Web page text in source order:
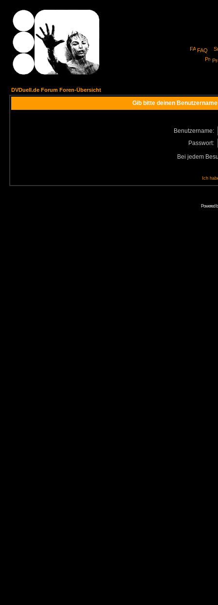
FAQ
DVDuell.de Forum Foren-Übersicht
Gib bitte deinen
Benutzername:
Passwort:
Bei jedem
Ich
Powered